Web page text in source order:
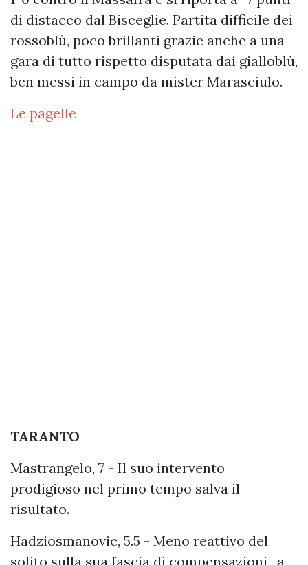
di distacco dal Bisceglie. Partita difficile dei
rossoblù, poco brillanti grazie anche a una
gara di tutto rispetto disputata dai gialloblù,
ben messi in campo da mister Marasciulo.
Le pagelle
TARANTO
Mastrangelo, 7 - Il suo intervento
prodigioso nel primo tempo salva il
risultato.
Hadziosmanovic, 5.5 - Meno reattivo del
solito sulla sua fascia di compensazioni, a